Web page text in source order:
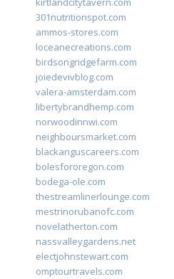
301nutritionspot.com
ammos-stores.com
loceanecreations.com
birdsongridgefarm.com
joiedevivblog.com
valera-amsterdam.com
libertybrandhemp.com
norwoodinnwi.com
neighboursmarket.com
blackanguscareers.com
bolesfororegon.com
bodega-ole.com
thestreamlinerlounge.com
mestrinorubanofc.com
novelatherton.com
nassvalleygardens.net
electjohnstewart.com
omptourtravels.com